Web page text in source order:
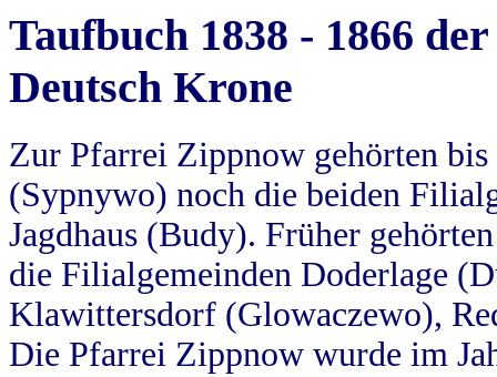
Taufbuch 1838 - 1866
Deutsch Krone
Zur Pfarrei Zippnow gehörten
(Sypnywo) noch die beiden
Jagdhaus (Budy). Früher
die Filialgemeinden Doderlage
Klawittersdorf (Glowaczewo),
Die Pfarrei Zippnow wurde im